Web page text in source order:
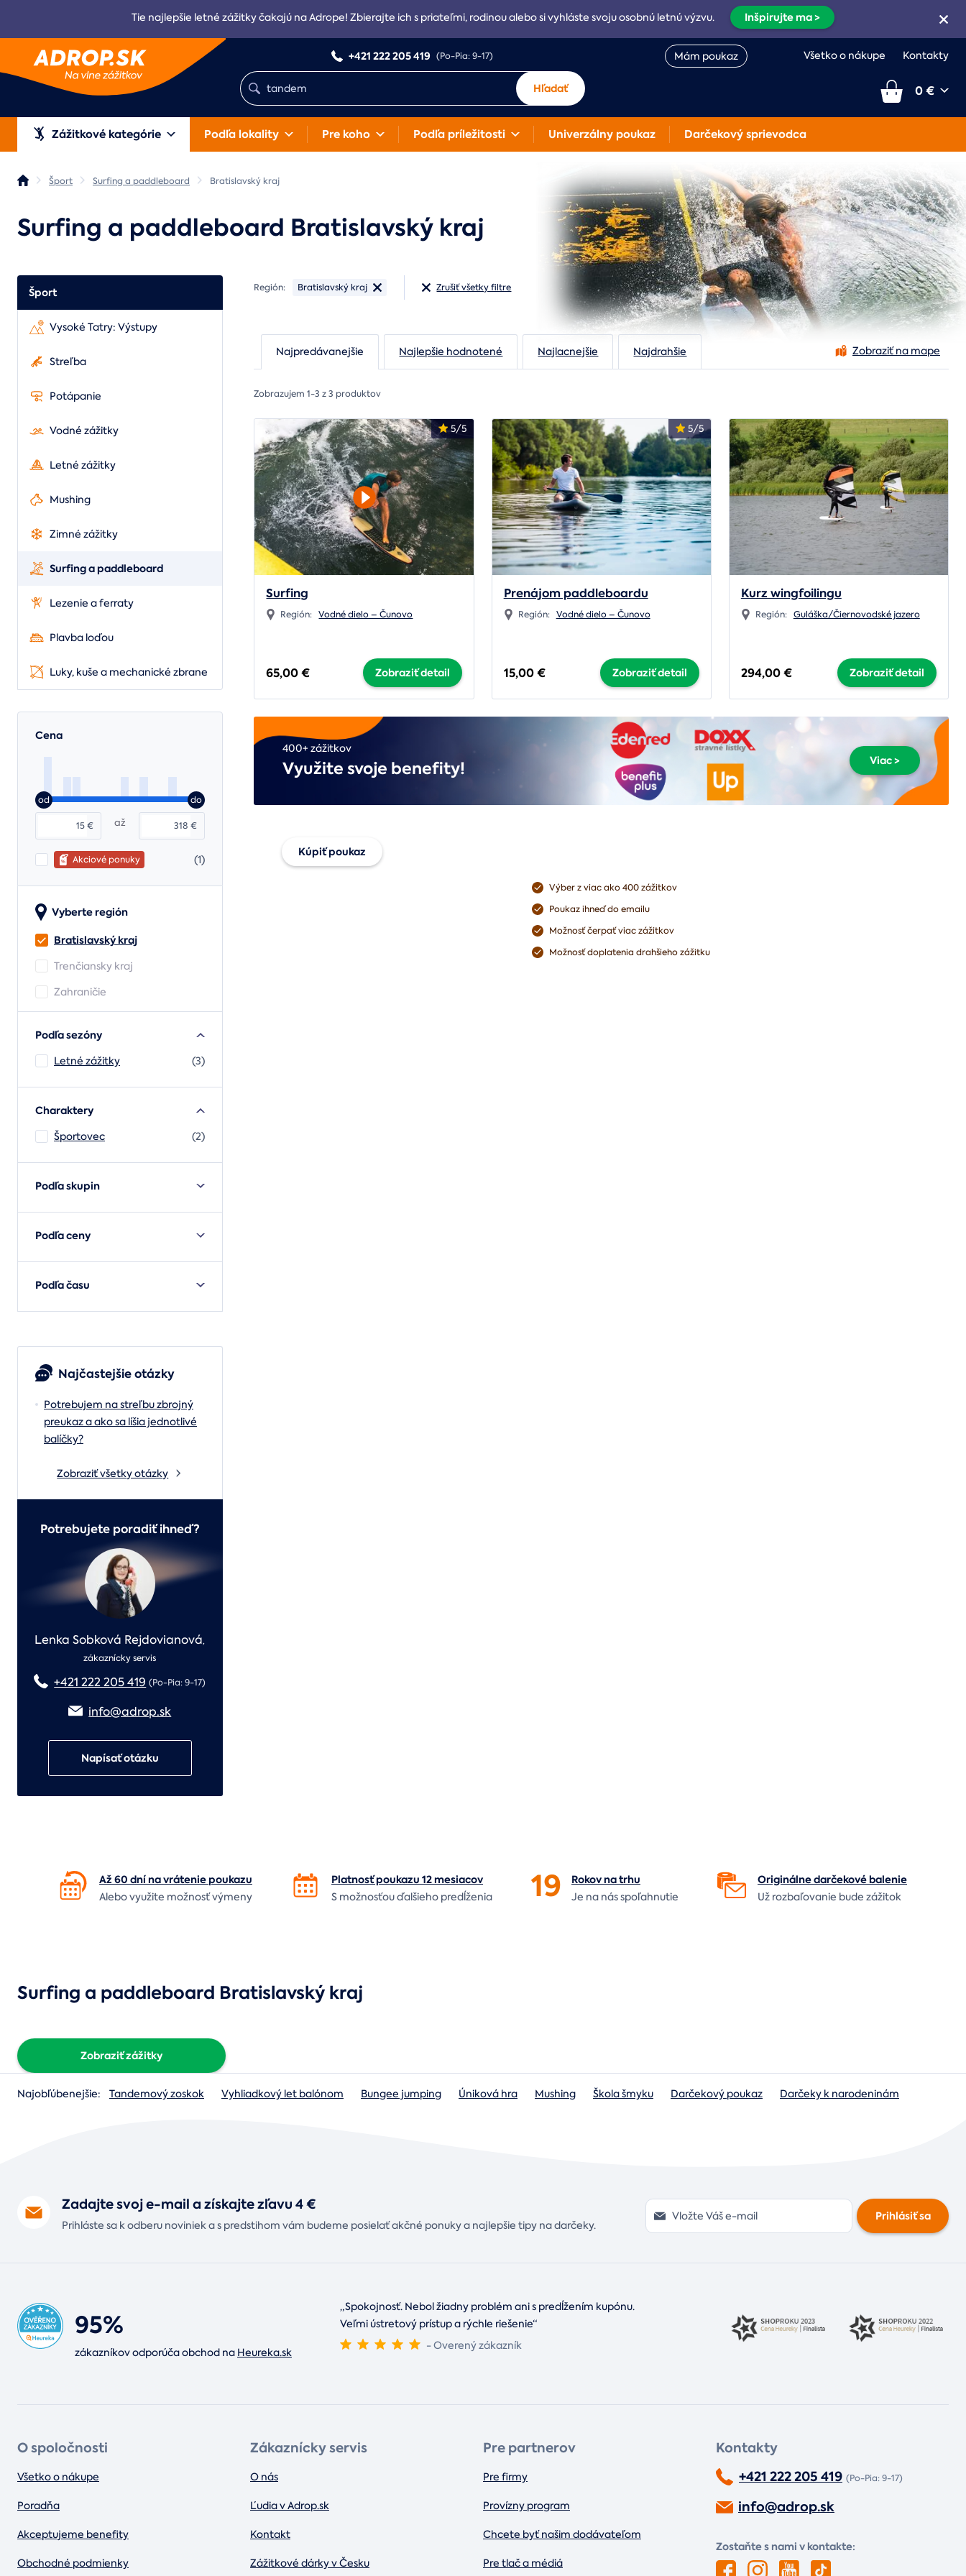
Tie najlepšie letné zážitky čakajú na Adrope! Zbierajte ich s priateľmi, rodinou alebo si vyhláste svoju osobnú letnú výzvu. Inšpirujte ma >
+421 222 205 419 (Po-Pia: 9-17) Mám poukaz Všetko o nákupe Kontakty
Hľadať 0 €
Zážitkové kategórie Podľa lokality Pre koho Podľa príležitosti Univerzálny poukaz Darčekový sprievodca
Šport Surfing a paddleboard Bratislavský kraj
Surfing a paddleboard Bratislavský kraj
Šport
Vysoké Tatry: Výstupy
Streľba
Potápanie
Vodné zážitky
Letné zážitky
Mushing
Zimné zážitky
Surfing a paddleboard
Lezenie a ferraty
Plavba loďou
Luky, kuše a mechanické zbrane
Cena
od do
€ €
až
Akciové ponuky (1)
Vyberte región
Bratislavský kraj
Trenčiansky kraj
Zahraničie
Podľa sezóny
Letné zážitky (3)
Charaktery
Športovec (2)
Podľa skupin
Podľa ceny
Podľa času
Najčastejšie otázky
Potrebujem na streľbu zbrojný
preukaz a ako sa líšia jednotlivé
balíčky?
Zobraziť všetky otázky
Potrebujete poradiť ihneď?
Lenka Sobková Rejdovianová,
zákaznícky servis
+421 222 205 419 (Po-Pia: 9-17)
info@adrop.sk
Napísať otázku
Región: Bratislavský kraj Zrušiť všetky filtre
Zobraziť na mape
Najpredávanejšie Najlepšie hodnotené Najlacnejšie Najdrahšie
Zobrazujem 1-3 z 3 produktov
5/5
Surfing
Región: Vodné dielo – Čunovo
65,00 € Zobraziť detail
5/5
Prenájom paddleboardu
Región: Vodné dielo – Čunovo
15,00 € Zobraziť detail
Kurz wingfoilingu
Región: Guláška/Čiernovodské jazero
294,00 € Zobraziť detail
400+ zážitkov
Využite svoje benefity! Viac >
Výber z viac ako 400 zážitkov
Poukaz ihneď do emailu
Možnosť čerpať viac zážitkov
Možnosť doplatenia drahšieho zážitku
Kúpiť poukaz
Až 60 dní na vráteniepoukazu
Alebo využite možnosť výmeny
Platnosť poukazu 12 mesiacov
S možnosťou ďalšieho predĺženia 19 Rokov natrhu
Je na násspoľahnutie
Originálne darčekovébalenie
Už rozbaľovanie bude zážitok
Surfing a paddleboard Bratislavský kraj
Zobraziť zážitky
Najobľúbenejšie: Tandemový zoskok Vyhliadkový let balónom Bungee jumping Úniková hra Mushing Škola šmyku Darčekový poukaz Darčeky k narodeninám
Zadajte svoj e-mail a získajte zľavu 4 €
Prihláste sa k odberu noviniek a s predstihom vám budeme posielať akčné ponuky a najlepšie tipy na darčeky.
Prihlásiť sa
95%
zákazníkov odporúča obchod na Heureka.sk
„Spokojnosť. Nebol žiadny problém ani s predĺžením kupónu.
Veľmi ústretový prístup a rýchle riešenie“
- Overený zákazník
O spoločnosti
Všetko o nákupe
Poradňa
Akceptujeme benefity
Obchodné podmienky
Zákaznícky servis
O nás
Ľudia v Adrop.sk
Kontakt
Zážitkové dárky v Česku
Pre partnerov
Pre firmy
Provízny program
Chcete byť našim dodávateľom
Pre tlač a médiá
Kontakty
+421 222 205 419 (Po-Pia: 9-17)
info@adrop.sk
Zostaňte s nami v kontakte: